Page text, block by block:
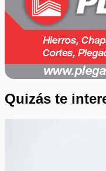
Quizás te